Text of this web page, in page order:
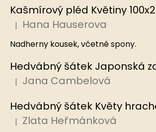
Hodnocení produktu je 5 z 5 hvězdiček.
| Hana Hauserova
Nadherny kousek, včetně spony.
Hodnocení produktu je 5 z 5 hvězdiček.
| Jana Cambelová
Hodnocení produktu je 5 z 5 hvězdiček.
| Zlata Heřmánková